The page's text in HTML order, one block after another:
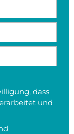
, dass
und